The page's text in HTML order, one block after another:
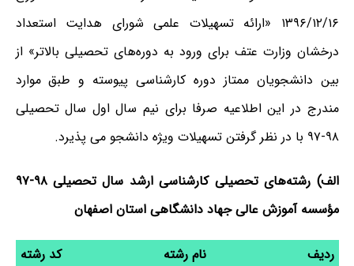
۱۳۹۶/۱۲/۱۶ «ارائه تسهیلات علمی شورای هدایت استعداد
درخشان وزارت عتف برای ورود به دوره‌های تحصیلی بالاتر» از
بین دانشجویان ممتاز دوره کارشناسی پیوسته و طبق موارد
مندرج در این اطلاعیه صرفا برای نیم سال اول سال تحصیلی
۹۸-۹۷ با در نظر گرفتن تسهیلات ویژه دانشجو می پذیرد.
الف) رشته‌های تحصیلی کارشناسی ارشد سال تحصیلی ۹۸-۹۷
مؤسسه آموزش عالی جهاد دانشگاهی استان اصفهان
ردیف نام رشته
کد رشته